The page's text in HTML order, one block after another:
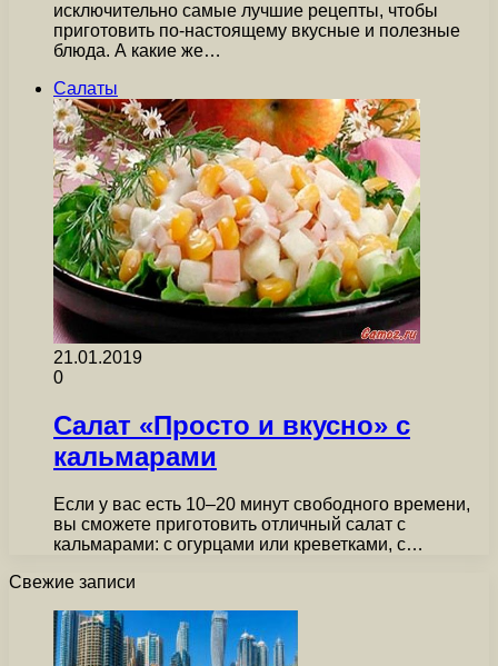
исключительно самые лучшие рецепты, чтобы
приготовить по-настоящему вкусные и полезные
блюда. А какие же…
Салаты
21.01.2019
0
Салат «Просто и вкусно» с
кальмарами
Если у вас есть 10–20 минут свободного времени,
вы сможете приготовить отличный салат с
кальмарами: с огурцами или креветками, с…
Свежие записи